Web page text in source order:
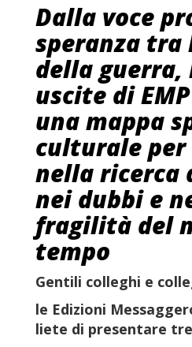
Dalla voce
speranza tra
della guerra,
uscite di
una mappa
culturale
nella ricerca
nei dubbi e
fragilità del
tempo
Gentili colleghi e
le Edizioni
liete di presentare